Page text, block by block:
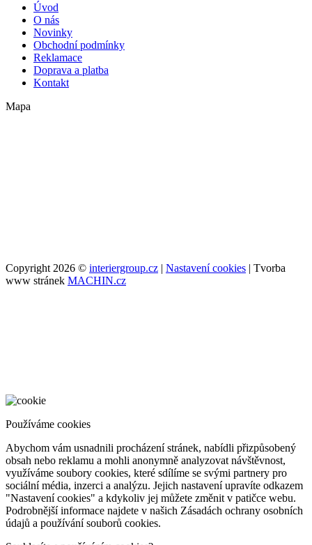
Úvod
O nás
Novinky
Obchodní podmínky
Reklamace
Doprava a platba
Kontakt
Mapa
Copyright 2026 © interiergroup.cz | Nastavení cookies | Tvorba
www stránek MACHIN.cz
Používáme cookies
Abychom vám usnadnili procházení stránek, nabídli přizpůsobený
obsah nebo reklamu a mohli anonymně analyzovat návštěvnost,
využíváme soubory cookies, které sdílíme se svými partnery pro
sociální média, inzerci a analýzu. Jejich nastavení upravíte odkazem
"Nastavení cookies" a kdykoliv jej můžete změnit v patičce webu.
Podrobnější informace najdete v našich Zásadách ochrany osobních
údajů a používání souborů cookies.